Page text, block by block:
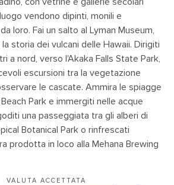
vendono dipinti, monili e
loro. Fai un salto al Lyman Museum,
storia dei vulcani delle Hawaii. Dirigiti
a nord, verso l'Akaka Falls State Park,
escursioni tra la vegetazione
le cascate. Ammira le spiagge
Park e immergiti nelle acque
una passeggiata tra gli alberi di
Botanical Park o rinfrescati
prodotta in loco alla Mehana Brewing
VALUTA ACCETTATA